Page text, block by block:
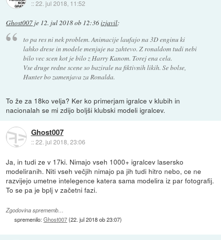
::22. jul 2018, 11:52
Ghost007 je 12. jul 2018 ob 12:36izjavil:
to pa res ni nek problem. Animacije laufajo na 3D enginu ki
lahko drese in modele menjuje na zahtevo. Z ronaldom tudi nebi
bilo vec scen kot je bilo z Harry Kanom. Torej ena cela.
Vse druge redne scene so bazirale na fiktivnih likih. Se bolse,
Hunter bo zamenjava za Ronalda.
To že za 18ko velja? Ker ko primerjam igralce v klubih in
nacionalah se mi zdijo boljši klubski modeli igralcev.
Ghost007
::22. jul 2018, 23:06
Ja, in tudi ze v 17ki. Nimajo vseh 1000+ igralcev lasersko
modeliranih. Niti vseh večjih nimajo pa jih tudi hitro nebo, ce ne
razvijejo umetne intelegence katera sama modelira iz par fotografij.
To se pa je bplj v začetni fazi.
Zgodovina sprememb…
spremenilo:Ghost007(22. jul 2018 ob 23:07)